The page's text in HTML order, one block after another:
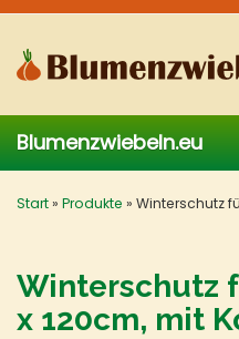
Skip
main
content
Blumenzwiebeln.eu
Start» Produkte » Winterschutz
Winterschutz
x 120cm, mit